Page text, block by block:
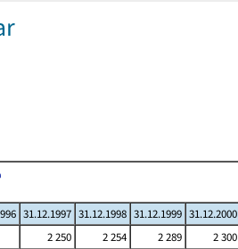
31.12.1997 31.12.1998 31.12.1999 31.12.2000
2 250 2 254 2 289 2 300